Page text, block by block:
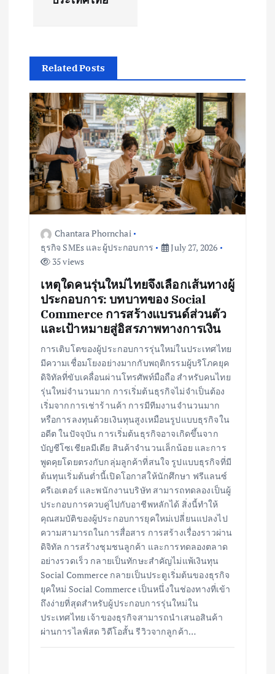
v
g
a
t
Related Posts
Chantara Phornchai
ธุรกิจ SMEs และผู้ประกอบการ
July 27, 2026
35 views
เหตุใดคนรุ่นใหม่ไทยจึงเลือกเส้นทางผู้
ประกอบการ: บทบาทของ Social
Commerce การสร้างแบรนด์ส่วนตัว
และเป้าหมายสู่อิสรภาพทางการเงิน
การเติบโตของผู้ประกอบการรุ่นใหม่ในประเทศไทย
มีความเชื่อมโยงอย่างมากกับพฤติกรรมผู้บริโภคยุค
ดิจิทัลที่ขับเคลื่อนผ่านโทรศัพท์มือถือ สำหรับคนไทย
รุ่นใหม่จำนวนมาก การเริ่มต้นธุรกิจไม่จำเป็นต้อง
เริ่มจากการเช่าร้านค้า การมีทีมงานจำนวนมาก
หรือการลงทุนด้วยเงินทุนสูงเหมือนรูปแบบธุรกิจใน
อดีต ในปัจจุบัน การเริ่มต้นธุรกิจอาจเกิดขึ้นจาก
บัญชีโซเชียลมีเดีย สินค้าจำนวนเล็กน้อย และการ
พูดคุยโดยตรงกับกลุ่มลูกค้าที่สนใจ รูปแบบธุรกิจที่มี
ต้นทุนเริ่มต้นต่ำนี้เปิดโอกาสให้นักศึกษา ฟรีแลนซ์
ครีเอเตอร์ และพนักงานบริษัท สามารถทดลองเป็นผู้
ประกอบการควบคู่ไปกับอาชีพหลักได้ สิ่งนี้ทำให้
คุณสมบัติของผู้ประกอบการยุคใหม่เปลี่ยนแปลงไป
ความสามารถในการสื่อสาร การสร้างเรื่องราวผ่าน
ดิจิทัล การสร้างชุมชนลูกค้า และการทดลองตลาด
อย่างรวดเร็ว กลายเป็นทักษะสำคัญไม่แพ้เงินทุน
Social Commerce กลายเป็นประตูเริ่มต้นของธุรกิจ
ยุคใหม่ Social Commerce เป็นหนึ่งในช่องทางที่เข้า
ถึงง่ายที่สุดสำหรับผู้ประกอบการรุ่นใหม่ใน
ประเทศไทย เจ้าของธุรกิจสามารถนำเสนอสินค้า
ผ่านการไลฟ์สด วิดีโอสั้น รีวิวจากลูกค้า…